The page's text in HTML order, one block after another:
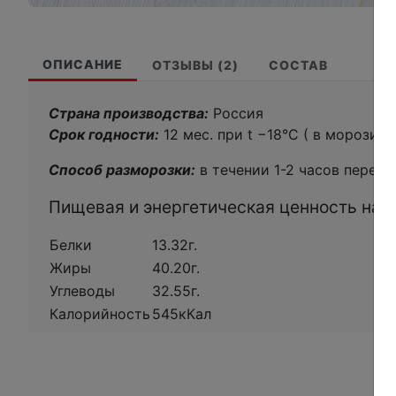
ОПИСАНИЕ ОТЗЫВЫ (2) СОСТАВ
Страна производства: Россия
Срок годности: 12 мес. при t −18°С ( в
Способ разморозки: в течении 1-2 часов перед
Пищевая и энергетическая ценность на
Белки
13.32г.
Жиры
40.20г.
Углеводы
32.55г.
Калорийность 545кКал